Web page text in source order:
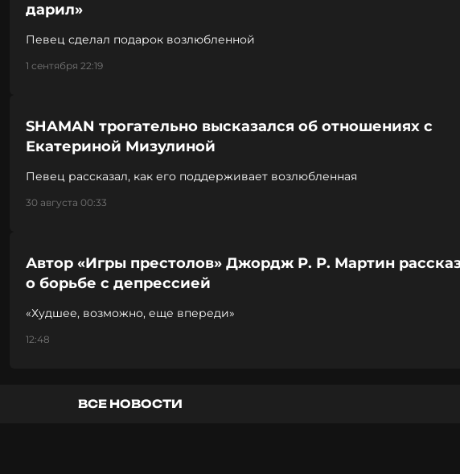
дарил»
Певец сделал подарок возлюбленной
1 сентября 22:19
SHAMAN трогательно высказался об отношениях с
Екатериной Мизулиной
Певец рассказал, как его поддерживает возлюбленная
30 августа 00:33
Автор «Игры престолов» Джордж Р. Р. Мартин
о борьбе с депрессией
«Худшее, возможно, еще впереди»
12:48
ВСЕ НОВОСТИ